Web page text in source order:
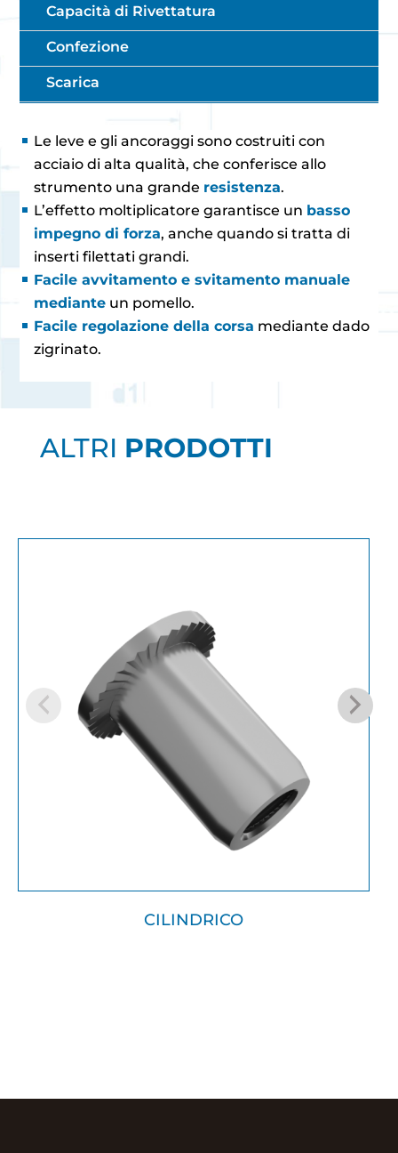
Capacità di Rivettatura
Confezione
Scarica
Le leve e gli ancoraggi sono costruiti con
acciaio di alta qualità, che conferisce allo
strumento una grande resistenza.
L’effetto moltiplicatore garantisce un basso
impegno di forza, anche quando si tratta di
inserti filettati grandi.
Facile avvitamento e svitamento manuale
mediante un pomello.
Facile regolazione della corsa mediante dado
zigrinato.
ALTRI PRODOTTI
CILINDRICO